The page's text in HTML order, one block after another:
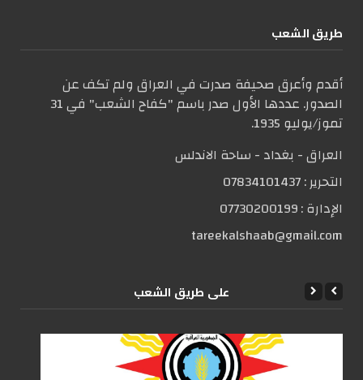
طریق الشعب
أقدم وأعرق صحيفة صدرت في العراق ولم تكف عن
الصدور. عددها الأول صدر باسم "كفاح الشعب" في 31
تموز/يوليو 1935.
العراق - بغداد - ساحة الاندلس
التحریر :07834101437
الإدارة :07730200199
tareekalshaab@gmail.com
علی طریق الشعب